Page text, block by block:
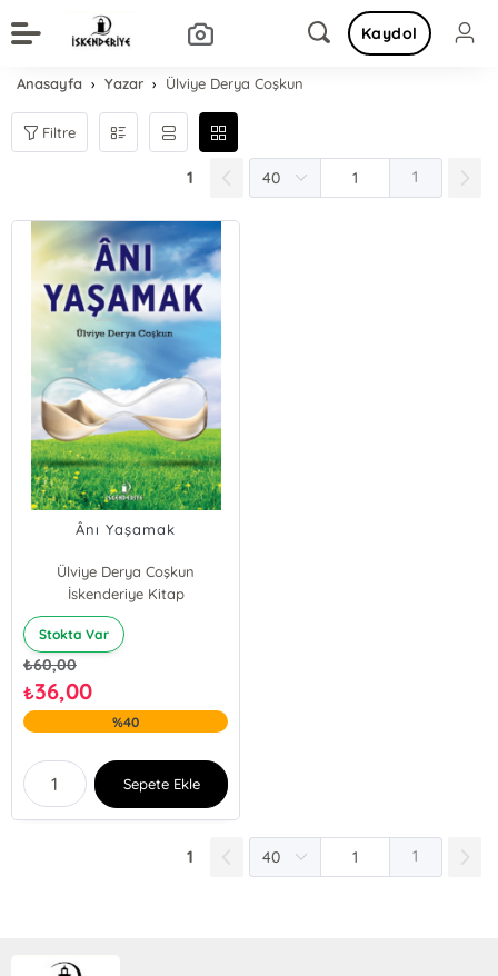
Kaydol
Anasayfa Yazar Ülviye Derya Coşkun
Filtre
1 1
Ânı Yaşamak
Ülviye Derya Coşkun
İskenderiye Kitap
Stokta Var
₺60,00
₺36,00
%40
Sepete Ekle
1 1